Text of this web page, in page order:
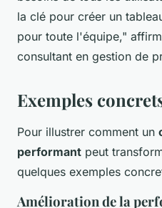
la clé pour créer un
pour toute l'équipe,"
consultant en gestion de
Exemples
Pour illustrer comment un
performant peut
quelques exemples
Amélioration de la